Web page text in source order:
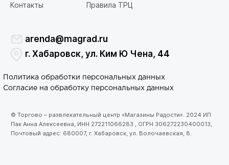
Контакты Правила ТРЦ
arenda@magrad.ru
г. Хабаровск, ул. Ким Ю Чена, 44
Политика обработки персональных данных
Согласие на обработку персональных данных
© Торгово – развлекательный центр «Магазины Радости». 2024 ИП
Пак Анна Алексеевна, ИНН 272211066283 , ОГРН 306272230400013,
Почтовый адрес: 680007, г. Хабаровск, ул. Волочаевская, 8.